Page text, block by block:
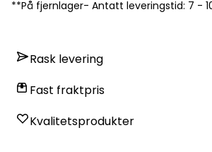
2083554049066420000 858946102825
**På fjernlager- Antatt leveringstid: 7 -
Rask levering
Fast fraktpris
Kvalitetsprodukter